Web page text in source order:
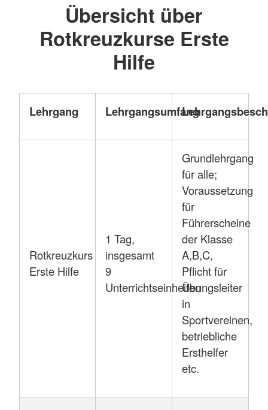
Übersicht über
Rotkreuzkurse Erste
Hilfe
Lehrgang Lehrgangsumfang
Rotkreuzkurs
Erste Hilfe
1 Tag,
insgesamt
9
Unterrichtseinheiten
Grundlehrgang
für alle;
Voraussetzung
für
Führerscheine
der Klasse
A,B,C,
Pflicht für
Übungsleiter
in
Sportvereinen,
betriebliche
Ersthelfer
etc.